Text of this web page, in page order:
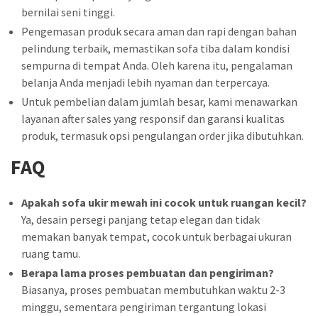
bernilai seni tinggi.
Pengemasan produk secara aman dan rapi dengan bahan
pelindung terbaik, memastikan sofa tiba dalam kondisi
sempurna di tempat Anda. Oleh karena itu, pengalaman
belanja Anda menjadi lebih nyaman dan terpercaya.
Untuk pembelian dalam jumlah besar, kami menawarkan
layanan after sales yang responsif dan garansi kualitas
produk, termasuk opsi pengulangan order jika dibutuhkan.
FAQ
Apakah sofa ukir mewah ini cocok untuk ruangan kecil?
Ya, desain persegi panjang tetap elegan dan tidak
memakan banyak tempat, cocok untuk berbagai ukuran
ruang tamu.
Berapa lama proses pembuatan dan pengiriman?
Biasanya, proses pembuatan membutuhkan waktu 2-3
minggu, sementara pengiriman tergantung lokasi